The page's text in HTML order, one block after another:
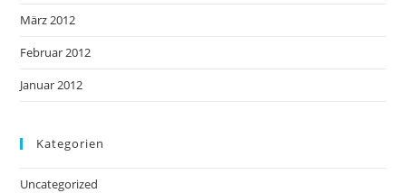
März 2012
Februar 2012
Januar 2012
Kategorien
Uncategorized